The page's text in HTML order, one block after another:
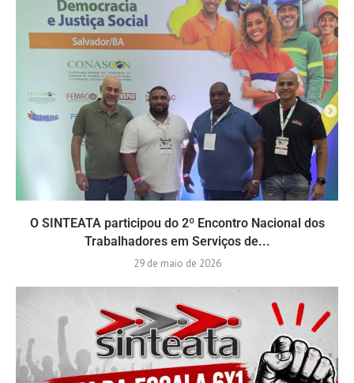
O SINTEATA participou do 2º Encontro Nacional dos
Trabalhadores em Serviços de...
29 de maio de 2026